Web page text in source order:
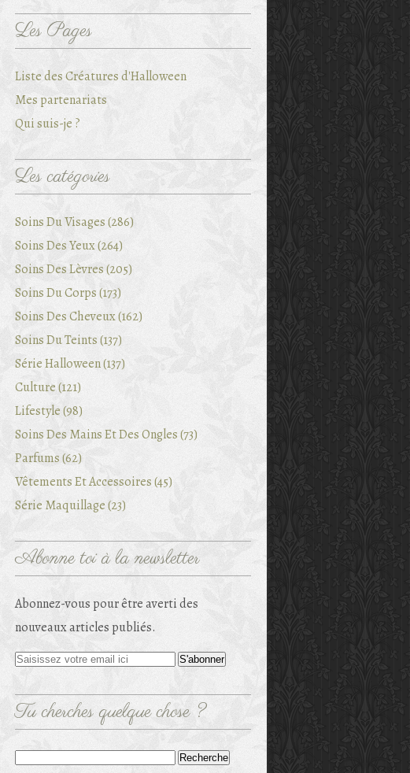
Les Pages
Liste des Créatures d'Halloween
Mes partenariats
Qui suis-je ?
Les catégories
Soins Du Visages (286)
Soins Des Yeux (264)
Soins Des Lèvres (205)
Soins Du Corps (173)
Soins Des Cheveux (162)
Soins Du Teints (137)
Série Halloween (137)
Culture (121)
Lifestyle (98)
Soins Des Mains Et Des Ongles (73)
Parfums (62)
Vêtements Et Accessoires (45)
Série Maquillage (23)
Abonne toi à la newsletter
Abonnez-vous pour être averti des
nouveaux articles publiés.
Tu cherches quelque chose ?